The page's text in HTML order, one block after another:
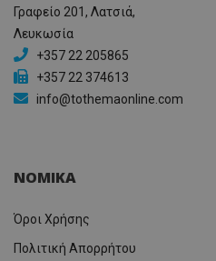
Γραφείο 201, Λατσιά,
Λευκωσία
+357 22 205865
+357 22 374613
info@tothemaonline.com
ΝΟΜΙΚΑ
Όροι Χρήσης
Πολιτική Απορρήτου